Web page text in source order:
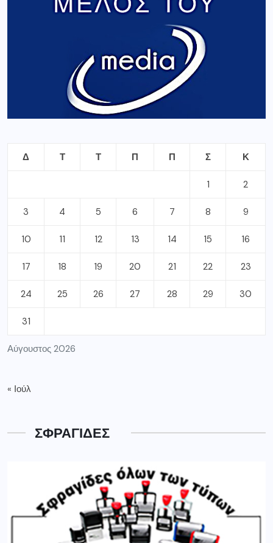
Αύγουστος 2026
Δ Τ Τ Π Π Σ Κ
1 2
3 4 5 6 7 8 9
10 11 12 13 14 15 16
17 18 19 20 21 22 23
24 25 26 27 28 29 30
31
« Ιούλ
ΣΦΡΑΓΙΔΕΣ